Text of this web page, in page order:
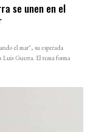
se unen en el
el mar", su esperada
Luis Guerra. El tema forma